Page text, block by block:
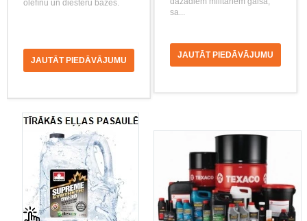
olefīnu un diesteru bāzes.
JAUTĀT PIEDĀVĀJUMU
sa...
JAUTĀT PIEDĀVĀJUMU